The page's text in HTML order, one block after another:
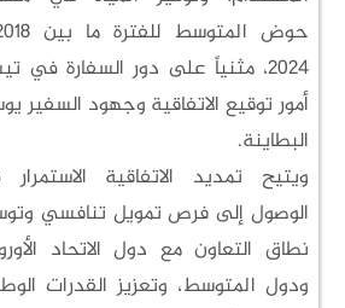
حوض المتوسط للفترة ما بين 2018 –
2024، مثنياً على دور السفارة في تيسير
أمور توقيع الاتفاقية وجهود السفير يوسف
البطاينة.
ويتيح تمديد الاتفاقية الاستمرار في
الوصول إلى فرص تمويل تنافسي وتوسيع
نطاق التعاون مع دول الاتحاد الأوروبي
ودول المتوسط، وتعزيز القدرات الوطنية